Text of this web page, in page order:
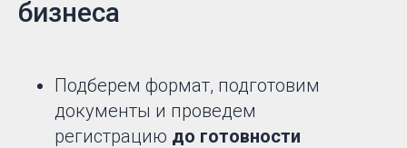
бизнеса
Подберем формат, подготовим
документы и проведем
регистрацию до готовности